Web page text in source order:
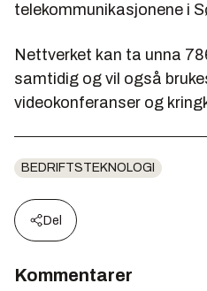
telekommunikasjonene i
Nettverket kan ta unna
samtidig og vil også
videokonferanser og
BEDRIFTSTEKNOLOGI
Del
Kommentarer